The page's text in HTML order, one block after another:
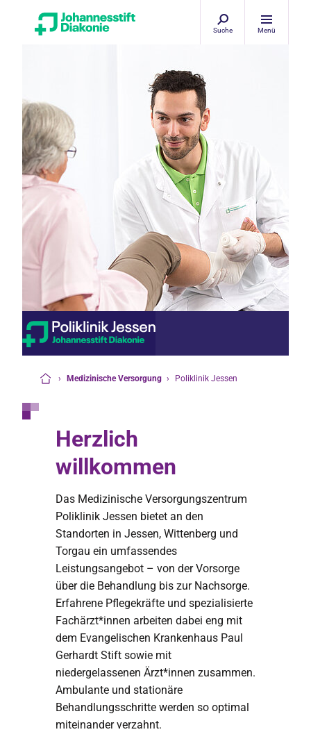
Suche Menü
› Medizinische Versorgung › Poliklinik Jessen
Herzlich
willkommen
Das Medizinische Versorgungszentrum
Poliklinik Jessen bietet an den
Standorten in Jessen, Wittenberg und
Torgau ein umfassendes
Leistungsangebot – von der Vorsorge
über die Behandlung bis zur Nachsorge.
Erfahrene Pflegekräfte und spezialisierte
Fachärzt*innen arbeiten dabei eng mit
dem Evangelischen Krankenhaus Paul
Gerhardt Stift sowie mit
niedergelassenen Ärzt*innen zusammen.
Ambulante und stationäre
Behandlungsschritte werden so optimal
miteinander verzahnt.